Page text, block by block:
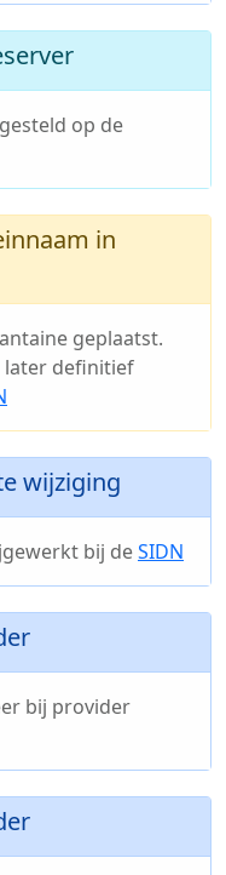
op de
in
geplaatst.
later definitief
wijziging
bij deSIDN
bij provider